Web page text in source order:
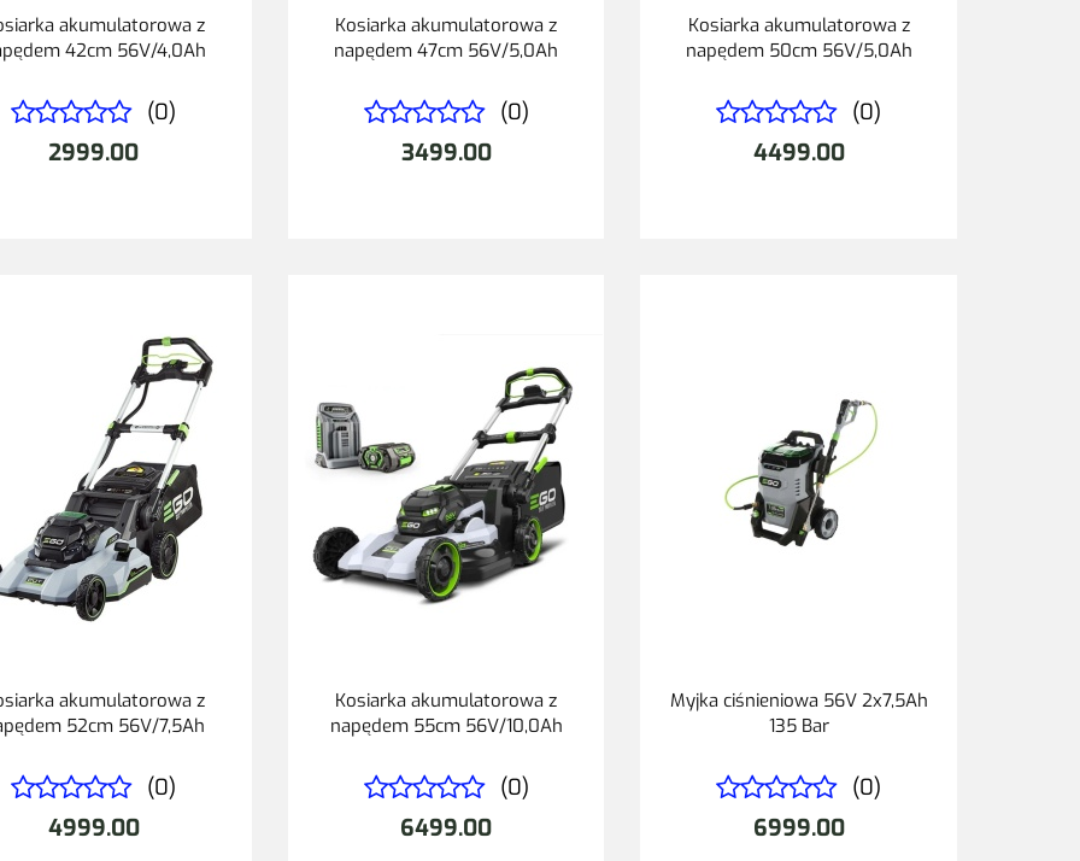
akumulatorowa z
42cm 56V/4,0Ah
(0)
2999.00
Kosiarka akumulatorowa z
napędem 47cm 56V/5,0Ah
(0)
3499.00
Kosiarka akumulatorowa z
napędem 50cm 56V/5,0Ah
(0)
4499.00
akumulatorowa z
52cm 56V/7,5Ah
(0)
4999.00
Kosiarka akumulatorowa z
napędem 55cm 56V/10,0Ah
(0)
6499.00
Myjka ciśnieniowa 56V 2x7,5Ah
135 Bar
(0)
6999.00